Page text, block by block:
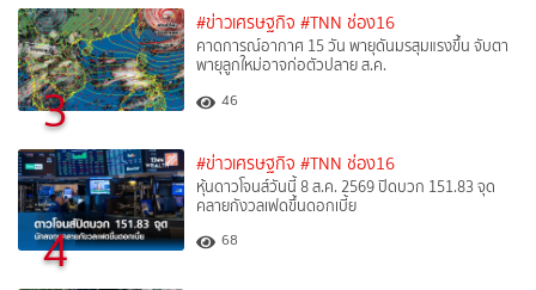
3
#ข่าวเศรษฐกิจ #TNN ช่อง16
คาดการณ์อากาศ 15 วัน พายุดันมรสุมแรงขึ้น จับตา
พายุลูกใหม่อาจก่อตัวปลาย ส.ค.
46
4
#ข่าวเศรษฐกิจ #TNN ช่อง16
หุ้นดาวโจนส์วันนี้ 8 ส.ค. 2569 ปิดบวก 151.83 จุด
คลายกังวลเฟดขึ้นดอกเบี้ย
68